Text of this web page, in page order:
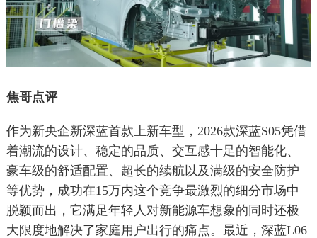
焦哥点评
作为新央企新深蓝首款上新车型，2026款深蓝S05凭借
着潮流的设计、稳定的品质、交互感十足的智能化、
豪车级的舒适配置、超长的续航以及满级的安全防护
等优势，成功在15万内这个竞争最激烈的细分市场中
脱颖而出，它满足年轻人对新能源车想象的同时还极
大限度地解决了家庭用户出行的痛点。最近，深蓝L06